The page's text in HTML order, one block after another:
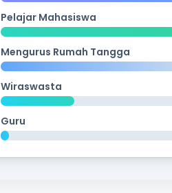
Pelajar Mahasiswa
Mengurus Rumah Tangga
Wiraswasta
Guru